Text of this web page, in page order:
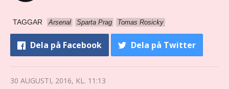
TAGGAR Arsenal Sparta Prag Tomas Rosicky
Dela på Facebook Dela på Twitter
30 AUGUSTI, 2016, KL. 11:13